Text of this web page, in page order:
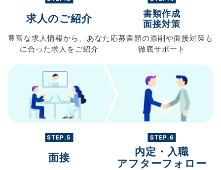
求人のご紹介
豊富な求人情報から、 あなた
に合った求人を ご紹介
書類作成
面接対策
応募書類の添削や面接対策も
徹底サポート
STEP.5
面接
STEP.6
内定・入職
アフターフォロー